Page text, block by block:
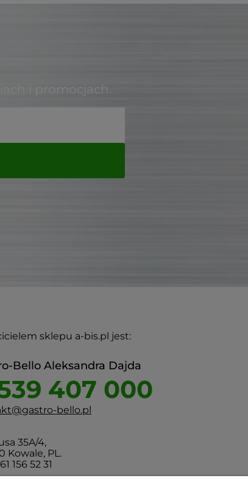
i promocjach.
sklepu a-bis.pl jest:
Bello Aleksandra Dajda
407 000
bello.pl
35A/4,
Kowale, PL.
156 52 31